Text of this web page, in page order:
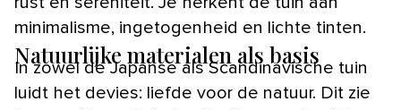
minimalisme, ingetogenheid en lichte tinten.
Natuurlijke materialen als basis
In zowel de Japanse als Scandinavische tuin
luidt het devies: liefde voor de natuur. Dit zie